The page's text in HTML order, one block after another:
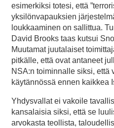
esimerkiksi totesi, että
yksilönvapauksien
loukkaaminen on sallittua.
David Brooks taas kutsui
Muutamat juutalaiset
pitkälle, että ovat antaneet
NSA:n toiminnalle siksi, että
käytännössä ennen kaikkea
Yhdysvallat ei vakoile
kansalaisia siksi, että se
arvokasta teollista,